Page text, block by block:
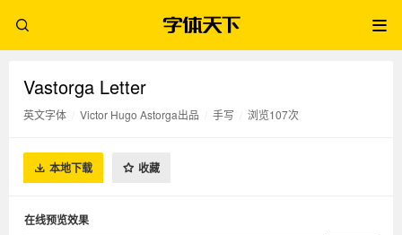
Vastorga Letter
英文字体 Victor Hugo Astorga出品 手写 浏览107次
本地下载 收藏
在线预览效果